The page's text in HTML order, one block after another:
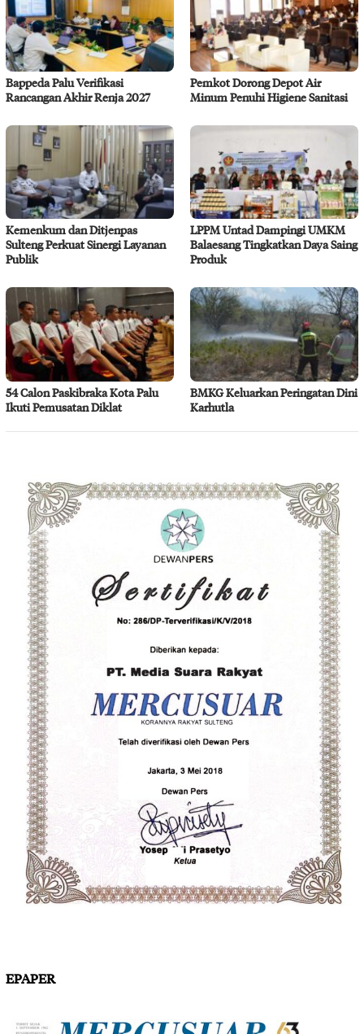
Bappeda Palu Verifikasi
Rancangan Akhir Renja 2027
Pemkot Dorong Depot Air
Minum Penuhi Higiene Sanitasi
Kemenkum dan Ditjenpas
Sulteng Perkuat Sinergi Layanan
Publik
LPPM Untad Dampingi UMKM
Balaesang Tingkatkan Daya Saing
Produk
54 Calon Paskibraka Kota Palu
Ikuti Pemusatan Diklat
BMKG Keluarkan Peringatan Dini
Karhutla
EPAPER